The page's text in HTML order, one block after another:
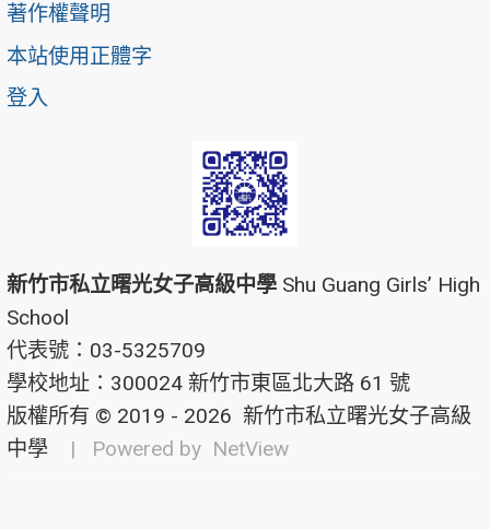
著作權聲明
本站使用正體字
登入
新竹市私立曙光女子高級中學 Shu Guang Girls’ High
School
代表號：03-5325709
學校地址：300024 新竹市東區北大路 61 號
版權所有 © 2019 - 2026 新竹市私立曙光女子高級
中學
| Powered by NetView